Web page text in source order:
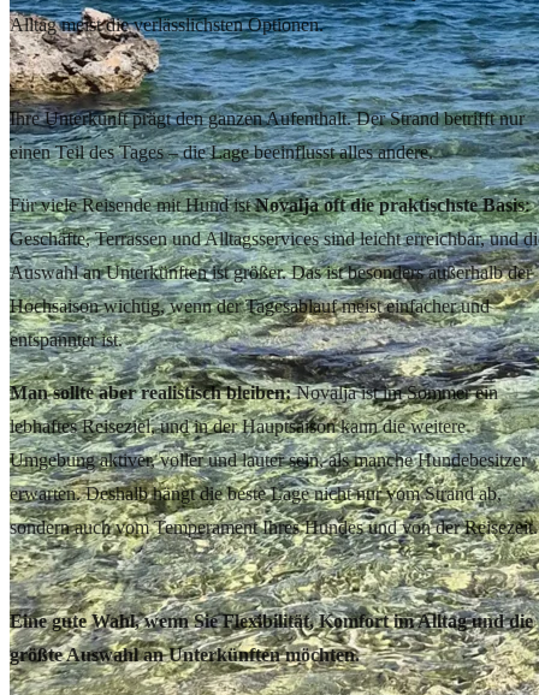
Alltag meist die verlässlichsten Optionen.
Wo man in Novalja mit Hund am besten übernachtet
Ihre Unterkunft prägt den ganzen Aufenthalt. Der Strand betrifft nur
einen Teil des Tages – die Lage beeinflusst alles andere.
Für viele Reisende mit Hund istNovalja oft die praktischste Basis:
Geschäfte, Terrassen und Alltagsservices sind leicht erreichbar, und
Auswahl an Unterkünften ist größer. Das ist besonders außerhalb der
Hochsaison wichtig, wenn der Tagesablauf meist einfacher und
entspannter ist.
Man sollte aber realistisch bleiben:Novalja ist im Sommer ein
lebhaftes Reiseziel, und in der Hauptsaison kann die weitere
Umgebung aktiver, voller und lauter sein, als manche Hundebesitzer
erwarten. Deshalb hängt die beste Lage nicht nur vom Strand ab,
sondern auch vom Temperament Ihres Hundes und von der Reisezeit.
Novalja und Umgebung – am besten für den Alltag
Eine gute Wahl, wenn Sie Flexibilität, Komfort im Alltag und die
größte Auswahl an Unterkünften möchten.